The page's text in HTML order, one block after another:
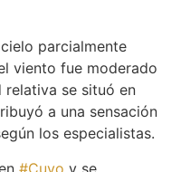
parcialmente
viento fue moderado
relativa se situó en
a una sensación
los especialistas.
#Cuyo y se